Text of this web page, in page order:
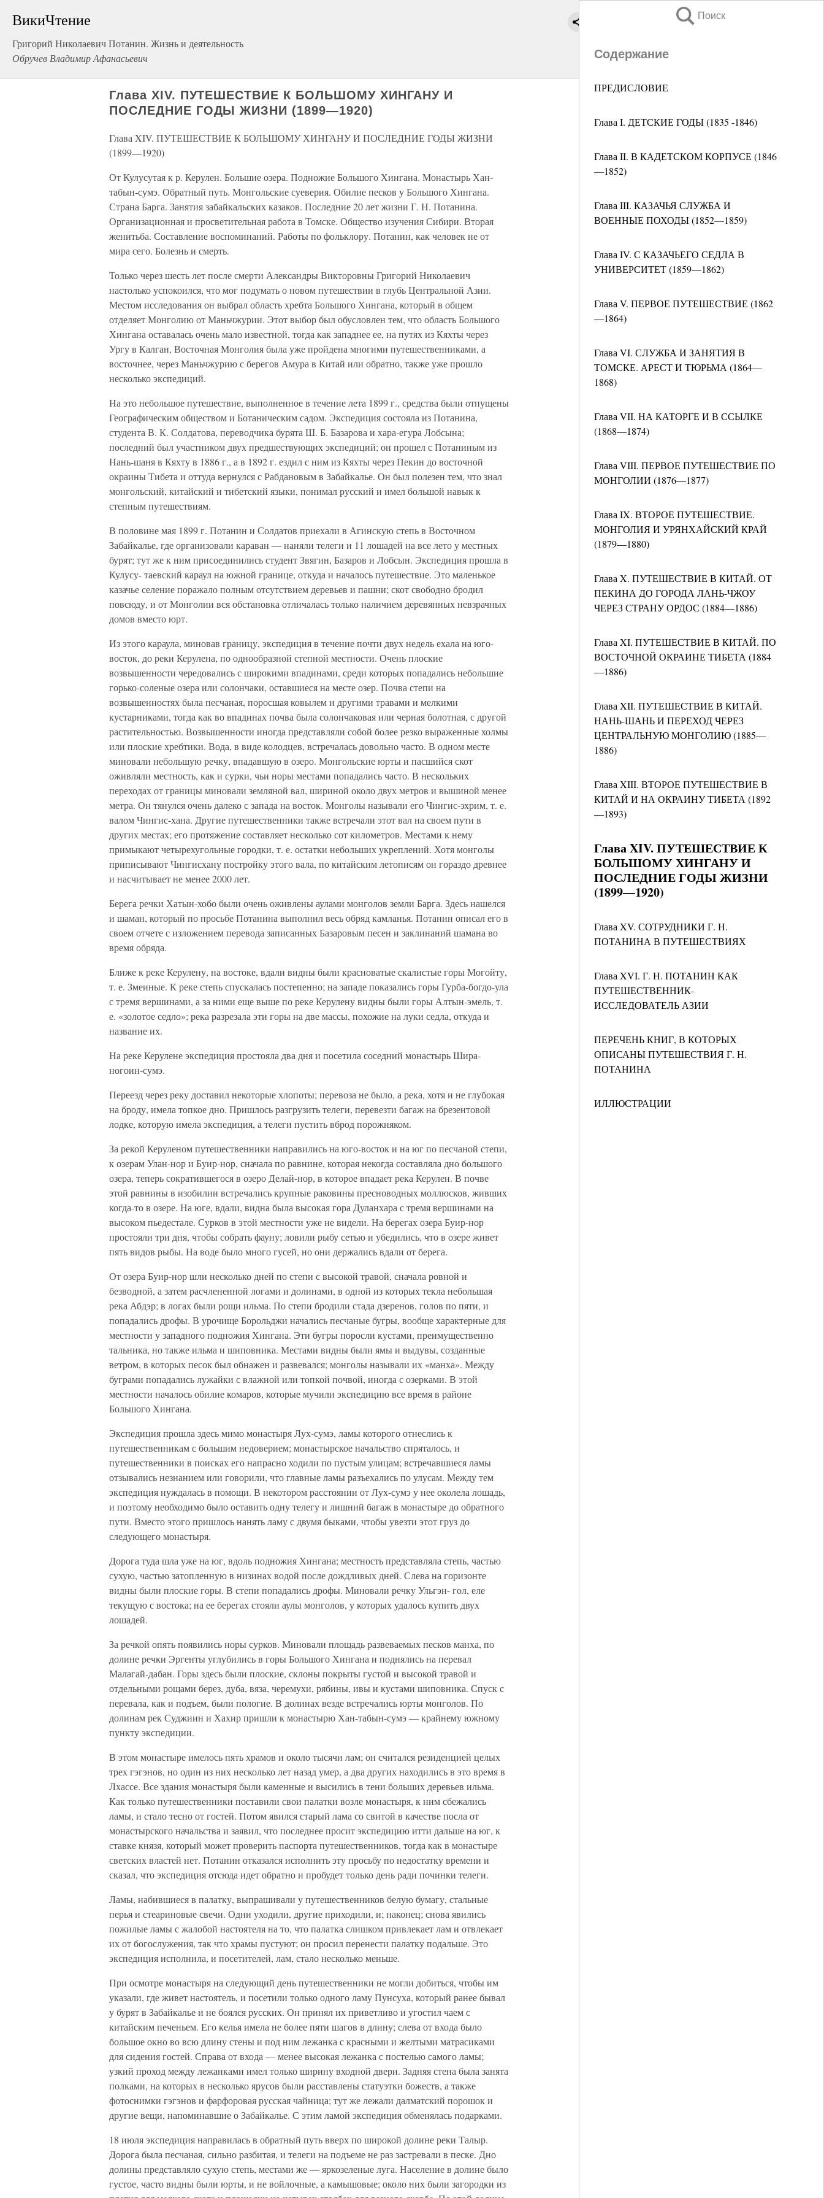
ВикиЧтение
Григорий Николаевич Потанин. Жизнь и деятельность
Обручев Владимир Афанасьевич
Поиск
Содержание
ПРЕДИСЛОВИЕ
Глава I. ДЕТСКИЕ ГОДЫ (1835 -1846)
Глава II. В КАДЕТСКОМ КОРПУСЕ (1846
—1852)
Глава III. КАЗАЧЬЯ СЛУЖБА И
ВОЕННЫЕ ПОХОДЫ (1852—1859)
Глава IV. С КАЗАЧЬЕГО СЕДЛА В
УНИВЕРСИТЕТ (1859—1862)
Глава V. ПЕРВОЕ ПУТЕШЕСТВИЕ (1862
—1864)
Глава VI. СЛУЖБА И ЗАНЯТИЯ В
ТОМСКЕ. АРЕСТ И ТЮРЬМА (1864—
1868)
Глава VII. НА КАТОРГЕ И В ССЫЛКЕ
(1868—1874)
Глава VIII. ПЕРВОЕ ПУТЕШЕСТВИЕ ПО
МОНГОЛИИ (1876—1877)
Глава IX. ВТОРОЕ ПУТЕШЕСТВИЕ.
МОНГОЛИЯ И УРЯНХАЙСКИЙ КРАЙ
(1879—1880)
Глава X. ПУТЕШЕСТВИЕ В КИТАЙ. ОТ
ПЕКИНА ДО ГОРОДА ЛАНЬ-ЧЖОУ
ЧЕРЕЗ СТРАНУ ОРДОС (1884—1886)
Глава XI. ПУТЕШЕСТВИЕ В КИТАЙ. ПО
ВОСТОЧНОЙ ОКРАИНЕ ТИБЕТА (1884
—1886)
Глава XII. ПУТЕШЕСТВИЕ В КИТАЙ.
НАНЬ-ШАНЬ И ПЕРЕХОД ЧЕРЕЗ
ЦЕНТРАЛЬНУЮ МОНГОЛИЮ (1885—
1886)
Глава XIII. ВТОРОЕ ПУТЕШЕСТВИЕ В
КИТАЙ И НА ОКРАИНУ ТИБЕТА (1892
—1893)
Глава XIV. ПУТЕШЕСТВИЕ К
БОЛЬШОМУ ХИНГАНУ И
ПОСЛЕДНИЕ ГОДЫ ЖИЗНИ
(1899—1920)
Глава XV. СОТРУДНИКИ Г. Н.
ПОТАНИНА В ПУТЕШЕСТВИЯХ
Глава XVI. Г. Н. ПОТАНИН КАК
ПУТЕШЕСТВЕННИК-
ИССЛЕДОВАТЕЛЬ АЗИИ
ПЕРЕЧЕНЬ КНИГ, В КОТОРЫХ
ОПИСАНЫ ПУТЕШЕСТВИЯ Г. Н.
ПОТАНИНА
ИЛЛЮСТРАЦИИ
Глава XIV. ПУТЕШЕСТВИЕ К БОЛЬШОМУ ХИНГАНУ И
ПОСЛЕДНИЕ ГОДЫ ЖИЗНИ (1899—1920)
Глава XIV. ПУТЕШЕСТВИЕ К БОЛЬШОМУ ХИНГАНУ И ПОСЛЕДНИЕ ГОДЫ ЖИЗНИ
(1899—1920)
От Кулусутая к р. Керулен. Большие озера. Подножие Большого Хингана. Монастырь Хан-
табын-сумэ. Обратный путь. Монгольские суеверия. Обилие песков у Большого Хингана.
Страна Барга. Занятия забайкальских казаков. Последние 20 лет жизни Г. Н. Потанина.
Организационная и просветительная работа в Томске. Общество изучения Сибири. Вторая
женитьба. Составление воспоминаний. Работы по фольклору. Потанин, как человек не от
мира сего. Болезнь и смерть.
Только через шесть лет после смерти Александры Викторовны Григорий Николаевич
настолько успокоился, что мог подумать о новом путешествии в глубь Центральной Азии.
Местом исследования он выбрал область хребта Большого Хингана, который в общем
отделяет Монголию от Маньчжурии. Этот выбор был обусловлен тем, что область Большого
Хингана оставалась очень мало известной, тогда как западнее ее, на путях из Кяхты через
Ургу в Калган, Восточная Монголия была уже пройдена многими путешественниками, а
восточнее, через Маньчжурию с берегов Амура в Китай или обратно, также уже прошло
несколько экспедиций.
На это небольшое путешествие, выполненное в течение лета 1899 г., средства были отпущены
Географическим обществом и Ботаническим садом. Экспедиция состояла из Потанина,
студента В. К. Солдатова, переводчика бурята Ш. Б. Базарова и хара-егура Лобсына;
последний был участником двух предшествующих экспедиций; он прошел с Потаниным из
Нань-шаня в Кяхту в 1886 г., а в 1892 г. ездил с ним из Кяхты через Пекин до восточной
окраины Тибета и оттуда вернулся с Рабдановым в Забайкалье. Он был полезен тем, что знал
монгольский, китайский и тибетский языки, понимал русский и имел большой навык к
степным путешествиям.
В половине мая 1899 г. Потанин и Солдатов приехали в Агинскую степь в Восточном
Забайкалье, где организовали караван — наняли телеги и 11 лошадей на все лето у местных
бурят; тут же к ним присоединились студент Звягин, Базаров и Лобсын. Экспедиция прошла в
Кулусу- таевский караул на южной границе, откуда и началось путешествие. Это маленькое
казачье селение поражало полным отсутствием деревьев и пашни; скот свободно бродил
повсюду, и от Монголии вся обстановка отличалась только наличием деревянных невзрачных
домов вместо юрт.
Из этого караула, миновав границу, экспедиция в течение почти двух недель ехала на юго-
восток, до реки Керулена, по однообразной степной местности. Очень плоские
возвышенности чередовались с широкими впадинами, среди которых попадались небольшие
горько-соленые озера или солончаки, оставшиеся на месте озер. Почва степи на
возвышенностях была песчаная, поросшая ковылем и другими травами и мелкими
кустарниками, тогда как во впадинах почва была солончаковая или черная болотная, с другой
растительностью. Возвышенности иногда представляли собой более резко выраженные холмы
или плоские хребтики. Вода, в виде колодцев, встречалась довольно часто. В одном месте
миновали небольшую речку, впадавшую в озеро. Монгольские юрты и пасшийся скот
оживляли местность, как и сурки, чьи норы местами попадались часто. В нескольких
переходах от границы миновали земляной вал, шириной около двух метров и вышиной менее
метра. Он тянулся очень далеко с запада на восток. Монголы называли его Чингис-эхрим, т. е.
валом Чингис-хана. Другие путешественники также встречали этот вал на своем пути в
других местах; его протяжение составляет несколько сот километров. Местами к нему
примыкают четырехугольные городки, т. е. остатки небольших укреплений. Хотя монголы
приписывают Чингисхану постройку этого вала, по китайским летописям он гораздо древнее
и насчитывает не менее 2000 лет.
Берега речки Хатын-хобо были очень оживлены аулами монголов земли Барга. Здесь нашелся
и шаман, который по просьбе Потанина выполнил весь обряд камланья. Потанин описал его в
своем отчете с изложением перевода записанных Базаровым песен и заклинаний шамана во
время обряда.
Ближе к реке Керулену, на востоке, вдали видны были красноватые скалистые горы Могойту,
т. е. Змеиные. К реке степь спускалась постепенно; на западе показались горы Гурба-богдо-ула
с тремя вершинами, а за ними еще выше по реке Керулену видны были горы Алтын-эмель, т.
е. «золотое седло»; река разрезала эти горы на две массы, похожие на луки седла, откуда и
название их.
На реке Керулене экспедиция простояла два дня и посетила соседний монастырь Шира-
ногоин-сумэ.
Переезд через реку доставил некоторые хлопоты; перевоза не было, а река, хотя и не глубокая
на броду, имела топкое дно. Пришлось разгрузить телеги, перевезти багаж на брезентовой
лодке, которую имела экспедиция, а телеги пустить вброд порожняком.
За рекой Керуленом путешественники направились на юго-восток и на юг по песчаной степи,
к озерам Улан-нор и Буир-нор, сначала по равнине, которая некогда составляла дно большого
озера, теперь сократившегося в озеро Делай-нор, в которое впадает река Керулен. В почве
этой равнины в изобилии встречались крупные раковины пресноводных моллюсков, живших
когда-то в озере. На юге, вдали, видна была высокая гора Дуланхара с тремя вершинами на
высоком пьедестале. Сурков в этой местности уже не видели. На берегах озера Буир-нор
простояли три дня, чтобы собрать фауну; ловили рыбу сетью и убедились, что в озере живет
пять видов рыбы. На воде было много гусей, но они держались вдали от берега.
От озера Буир-нор шли несколько дней по степи с высокой травой, сначала ровной и
безводной, а затем расчлененной логами и долинами, в одной из которых текла небольшая
река Абдэр; в логах были рощи ильма. По степи бродили стада дзеренов, голов по пяти, и
попадались дрофы. В урочище Борольджи начались песчаные бугры, вообще характерные для
местности у западного подножия Хингана. Эти бугры поросли кустами, преимущественно
тальника, но также ильма и шиповника. Местами видны были ямы и выдувы, созданные
ветром, в которых песок был обнажен и развевался; монголы называли их «манха». Между
буграми попадались лужайки с влажной или топкой почвой, иногда с озерками. В этой
местности началось обилие комаров, которые мучили экспедицию все время в районе
Большого Хингана.
Экспедиция прошла здесь мимо монастыря Лух-сумэ, ламы которого отнеслись к
путешественникам с большим недоверием; монастырское начальство спряталось, и
путешественники в поисках его напрасно ходили по пустым улицам; встречавшиеся ламы
отзывались незнанием или говорили, что главные ламы разъехались по улусам. Между тем
экспедиция нуждалась в помощи. В некотором расстоянии от Лух-сумэ у нее околела лошадь,
и поэтому необходимо было оставить одну телегу и лишний багаж в монастыре до обратного
пути. Вместо этого пришлось нанять ламу с двумя быками, чтобы увезти этот груз до
следующего монастыря.
Дорога туда шла уже на юг, вдоль подножия Хингана; местность представляла степь, частью
сухую, частью затопленную в низинах водой после дождливых дней. Слева на горизонте
видны были плоские горы. В степи попадались дрофы. Миновали речку Ульгэн- гол, еле
текущую с востока; на ее берегах стояли аулы монголов, у которых удалось купить двух
лошадей.
За речкой опять появились норы сурков. Миновали площадь развеваемых песков манха, по
долине речки Эргенты углубились в горы Большого Хингана и поднялись на перевал
Малагай-дабан. Горы здесь были плоские, склоны покрыты густой и высокой травой и
отдельными рощами берез, дуба, вяза, черемухи, рябины, ивы и кустами шиповника. Спуск с
перевала, как и подъем, были пологие. В долинах везде встречались юрты монголов. По
долинам рек Суджиин и Хахир пришли к монастырю Хан-табын-сумэ — крайнему южному
пункту экспедиции.
В этом монастыре имелось пять храмов и около тысячи лам; он считался резиденцией целых
трех гэгэнов, но один из них несколько лет назад умер, а два других находились в это время в
Лхассе. Все здания монастыря были каменные и высились в тени больших деревьев ильма.
Как только путешественники поставили свои палатки возле монастыря, к ним сбежались
ламы, и стало тесно от гостей. Потом явился старый лама со свитой в качестве посла от
монастырского начальства и заявил, что последнее просит экспедицию итти дальше на юг, к
ставке князя, который может проверить паспорта путешественников, тогда как в монастыре
светских властей нет. Потанин отказался исполнить эту просьбу по недостатку времени и
сказал, что экспедиция отсюда идет обратно и пробудет только день ради починки телеги.
Ламы, набившиеся в палатку, выпрашивали у путешественников белую бумагу, стальные
перья и стеариновые свечи. Одни уходили, другие приходили, и; наконец; снова явились
пожилые ламы с жалобой настоятеля на то, что палатка слишком привлекает лам и отвлекает
их от богослужения, так что храмы пустуют; он просил перенести палатку подальше. Это
экспедиция исполнила, и посетителей, лам, стало несколько меньше.
При осмотре монастыря на следующий день путешественники не могли добиться, чтобы им
указали, где живет настоятель, и посетили только одного ламу Пунсуха, который ранее бывал
у бурят в Забайкалье и не боялся русских. Он принял их приветливо и угостил чаем с
китайским печеньем. Его келья имела не более пяти шагов в длину; слева от входа было
большое окно во всю длину стены и под ним лежанка с красными и желтыми матрасиками
для сидения гостей. Справа от входа — менее высокая лежанка с постелью самого ламы;
узкий проход между лежанками имел только ширину входной двери. Задняя стена была занята
полками, на которых в несколько ярусов были расставлены статуэтки божеств, а также
фотоснимки гэгэнов и фарфоровая русская чайница; тут же лежали далматский порошок и
другие вещи, напоминавшие о Забайкалье. С этим ламой экспедиция обменялась подарками.
18 июля экспедиция направилась в обратный путь вверх по широкой долине реки Талыр.
Дорога была песчаная, сильно разбитая, и телеги на подъеме не раз застревали в песке. Дно
долины представляло сухую степь, местами же — яркозеленые луга. Население в долине было
густое, часто видны были юрты, и не войлочные, а камышовые; около них были загородки из